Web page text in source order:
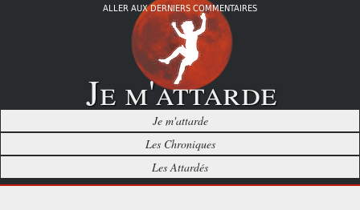
ALLER AUX DERNIERS COMMENTAIRES
Je m'attarde
Je m'attarde
Les Chroniques
Les Attardés